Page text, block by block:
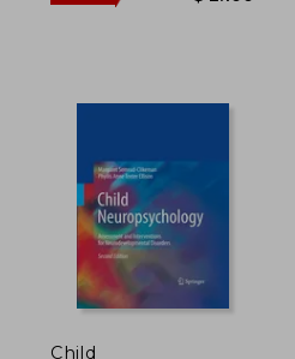
dcto.
Child